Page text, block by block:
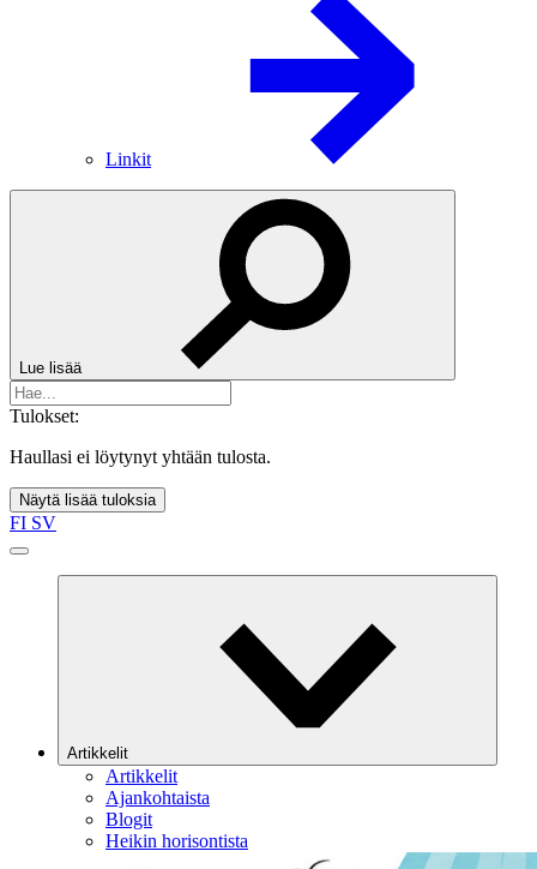
Linkit
Lue lisää
Tulokset:
Haullasi ei löytynyt yhtään tulosta.
Näytä lisää tuloksia
FI SV
Artikkelit
Artikkelit
Ajankohtaista
Blogit
Heikin horisontista